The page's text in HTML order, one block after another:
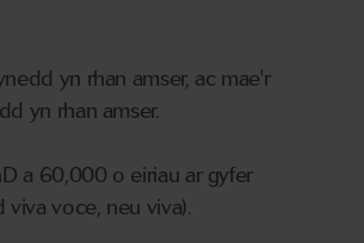
yn rhan amser, ac mae'r
yn rhan amser.
a 60,000 o eiriau ar gyfer
viva voce, neu viva).